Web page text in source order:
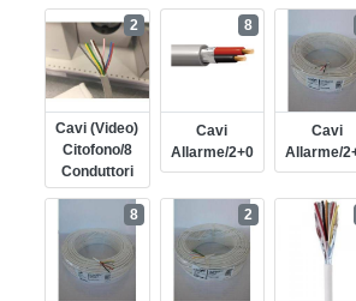
Cavi (video)
Citofono/8
Conduttori
2
Cavi
Allarme/2+0
8
Cavi
Allarme/
8 2